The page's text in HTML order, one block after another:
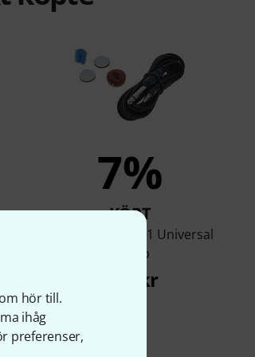
hör till.
ihåg
preferenser,
7%
KÖPT
KNA Pickups UP-1 Universal
Pickup
391 kr